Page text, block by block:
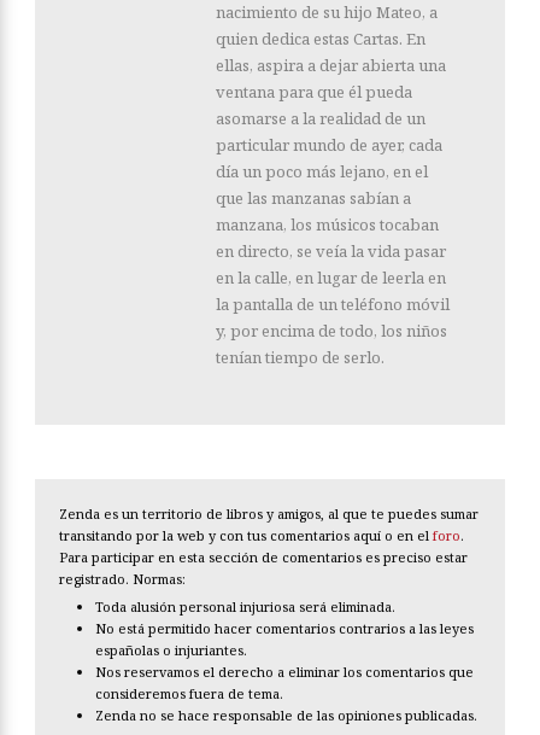
nacimiento de su hijo Mateo, a
quien dedica estas Cartas. En
ellas, aspira a dejar abierta una
ventana para que él pueda
asomarse a la realidad de un
particular mundo de ayer, cada
día un poco más lejano, en el
que las manzanas sabían a
manzana, los músicos tocaban
en directo, se veía la vida pasar
en la calle, en lugar de leerla en
la pantalla de un teléfono móvil
y, por encima de todo, los niños
tenían tiempo de serlo.
Zenda es un territorio de libros y amigos, al que te puedes sumar
transitando por la web y con tus comentarios aquí o en el foro.
Para participar en esta sección de comentarios es preciso estar
registrado. Normas:
Toda alusión personal injuriosa será eliminada.
No está permitido hacer comentarios contrarios a las leyes
españolas o injuriantes.
Nos reservamos el derecho a eliminar los comentarios que
consideremos fuera de tema.
Zenda no se hace responsable de las opiniones publicadas.